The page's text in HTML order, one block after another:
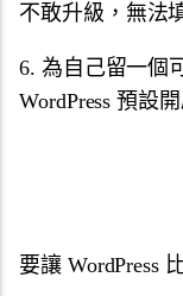
不敢升級，無法
6. 為自己留一個
WordPress 預設
要讓 WordPress